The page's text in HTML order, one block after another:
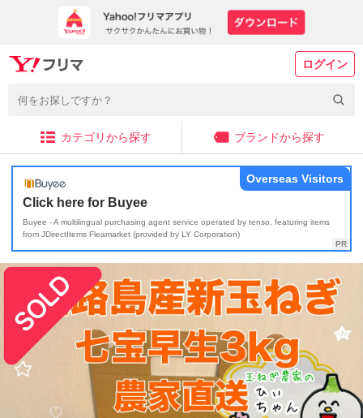
ログイン
カテゴリから探す ブランドから探す
Click here for Buyee
Buyee - A multilingual purchasing agent service operated by tenso, featuring items
from JDirectItems Fleamarket (provided by LY Corporation)
Overseas Visitors